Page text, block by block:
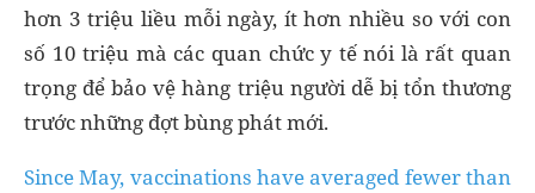
hơn 3 triệu liều mỗi ngày, ít hơn nhiều so với con
số 10 triệu mà các quan chức y tế nói là rất quan
trọng để bảo vệ hàng triệu người dễ bị tổn thương
trước những đợt bùng phát mới.
Since May, vaccinations have averaged fewer than